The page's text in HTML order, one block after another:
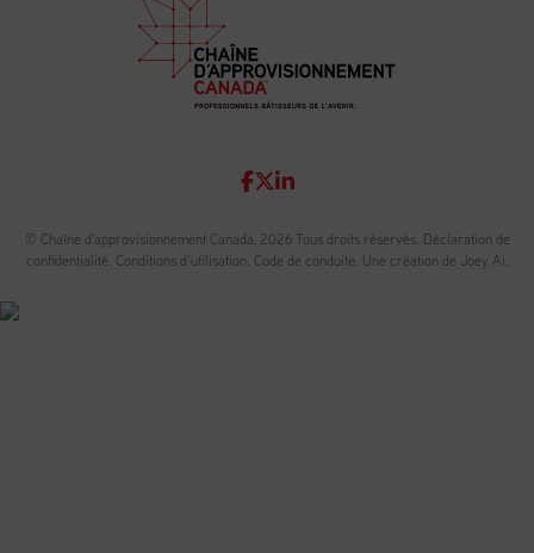
© Chaîne d'approvisionnement Canada, 2026 Tous droits réservés. Déclaration de
confidentialité. Conditions d’utilisation. Code de conduite. Une création de Joey Ai.